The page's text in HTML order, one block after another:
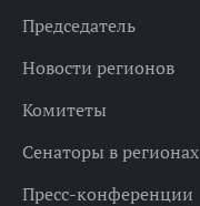
Председатель
Новости регионов
Комитеты
Сенаторы в регионах
Пресс-конференции